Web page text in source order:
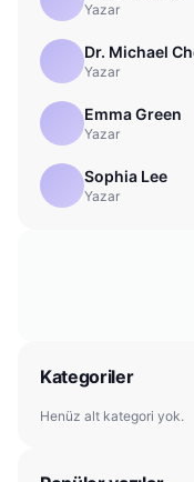
Yazar
Dr. Michael
Yazar
Emma Green
Yazar
Sophia Lee
Yazar
Kategoriler
Henüz alt kategori yok.